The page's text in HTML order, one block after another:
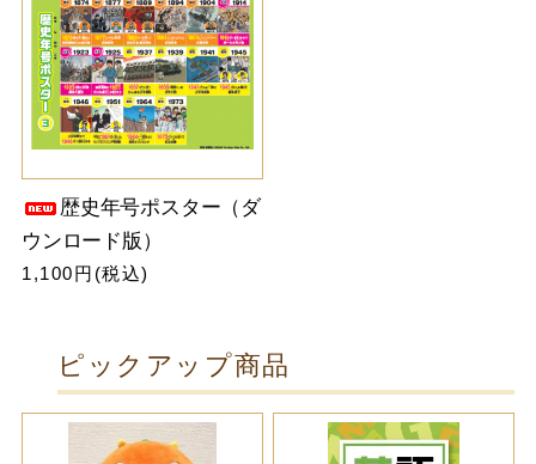
歴史年号ポスター（ダ
ウンロード版）
1,100円(税込)
ピックアップ商品